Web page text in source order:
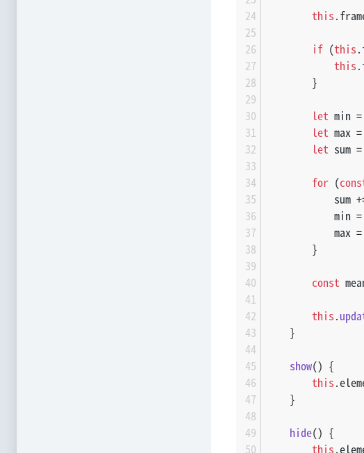
this.
if (this.
this.
        }
let min =
let max
let sum =
for (
sum
            min =
            max =
        }
const
this.
    }
show() {
this.
    }
hide() {
this.